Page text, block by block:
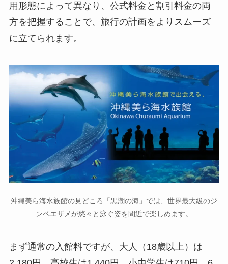
用形態によって異なり、公式料金と割引料金の両
方を把握することで、旅行の計画をよりスムーズ
に立てられます。
沖縄美ら海水族館の見どころ「黒潮の海」では、世界最大級のジ
ンベエザメが悠々と泳ぐ姿を間近で楽しめます。
まず通常の入館料ですが、大人（18歳以上）は